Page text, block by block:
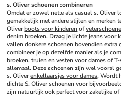
s. Oliver schoenen combineren
Omdat er zowel nette als casual s. Oliver
gemakkelijk met andere stijlen en merken
Oliver boots voor kinderen of
denim broeken. Draag je lichte jeans voor
vallen donkere schoenen bovendien extra
combineer je op dezelfde manier als je
broeken, truien en vesten voor dames of
allemaal. Deze schoenen zijn wel vooral
s. Oliver enkellaarsjes voor dames. Wordt
dichte S. Oliver schoenen voor
zijn natuurlijk ook perfect voor zakelijke of